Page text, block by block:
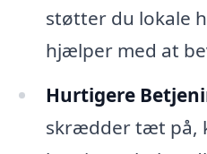
støtter du lokale
hjælper med at
Hurtigere
skrædder tæt på,